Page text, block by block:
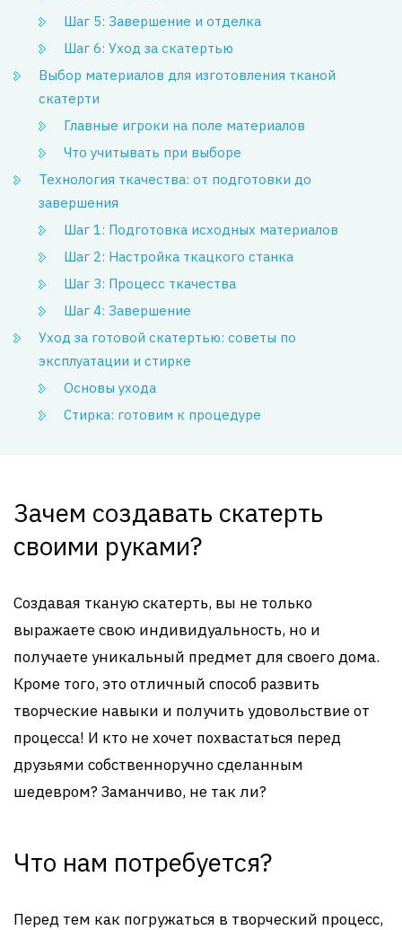
Шаг 5: Завершение и отделка
Шаг 6: Уход за скатертью
Выбор материалов для изготовления тканой
скатерти
Главные игроки на поле материалов
Что учитывать при выборе
Технология ткачества: от подготовки до
завершения
Шаг 1: Подготовка исходных материалов
Шаг 2: Настройка ткацкого станка
Шаг 3: Процесс ткачества
Шаг 4: Завершение
Уход за готовой скатертью: советы по
эксплуатации и стирке
Основы ухода
Стирка: готовим к процедуре
Зачем создавать скатерть
своими руками?
Создавая тканую скатерть, вы не только
выражаете свою индивидуальность, но и
получаете уникальный предмет для своего дома.
Кроме того, это отличный способ развить
творческие навыки и получить удовольствие от
процесса! И кто не хочет похвастаться перед
друзьями собственноручно сделанным
шедевром? Заманчиво, не так ли?
Что нам потребуется?
Перед тем как погружаться в творческий процесс,